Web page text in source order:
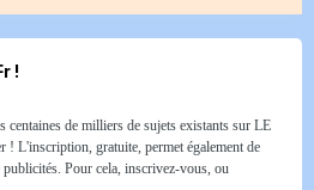
!
de milliers de sujets existants sur LE
! L'inscription, gratuite, permet également de
Pour cela, inscrivez-vous, ou